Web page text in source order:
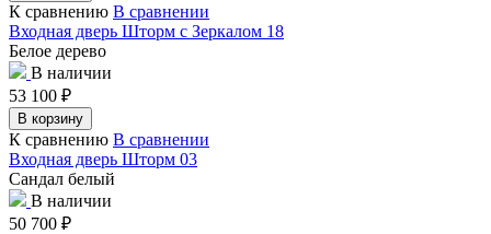
К сравнению В сравнении
Входная дверь Шторм с Зеркалом 18
Белое дерево
В наличии
53 100 ₽
В корзину
К сравнению В сравнении
Входная дверь Шторм 03
Сандал белый
В наличии
50 700 ₽